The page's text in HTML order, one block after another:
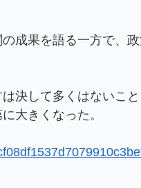
成果を語る一方で、政
決して多くはないこ
大きくなった。